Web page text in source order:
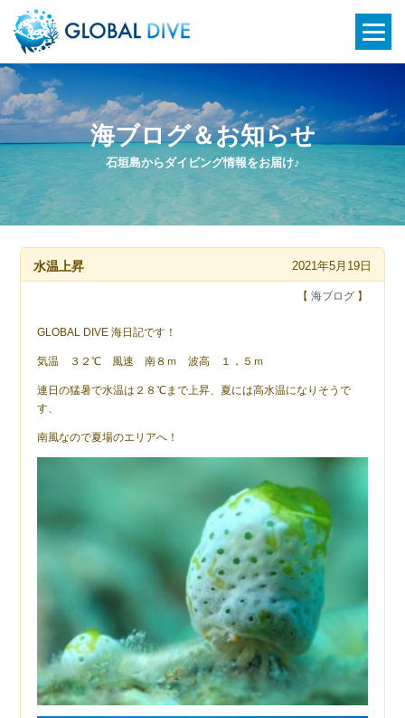
石垣島からダイビング情報をお届け♪
海ブログ＆お知らせ
水温上昇 2021年5月19日
【 海ブログ】
GLOBAL DIVE 海日記です！
気温 ３２℃ 風速 南８ｍ 波高 １，５ｍ
連日の猛暑で水温は２８℃まで上昇、夏には高水温になりそうで
す、
南風なので夏場のエリアへ！